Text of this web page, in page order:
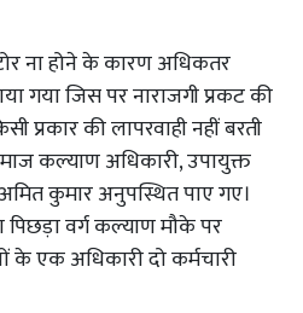
ना होने के कारण अधिकतर
गया जिस पर नाराजगी प्रकट की
प्रकार की लापरवाही नहीं बरती
कल्याण अधिकारी, उपायुक्त
कुमार अनुपस्थित पाए गए।
वर्ग कल्याण मौके पर
के एक अधिकारी दो कर्मचारी